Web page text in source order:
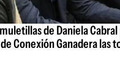
de Daniela
Conexión Ganadera las